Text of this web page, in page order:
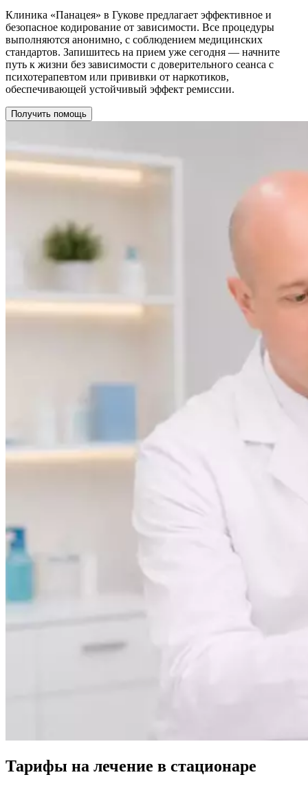
Клиника «Панацея» в Гукове предлагает эффективное и
безопасное кодирование от зависимости. Все процедуры
выполняются анонимно, с соблюдением медицинских
стандартов. Запишитесь на прием уже сегодня — начните
путь к жизни без зависимости с доверительного сеанса с
психотерапевтом или прививки от наркотиков,
обеспечивающей устойчивый эффект ремиссии.
Получить помощь
Тарифы на лечение в стационаре